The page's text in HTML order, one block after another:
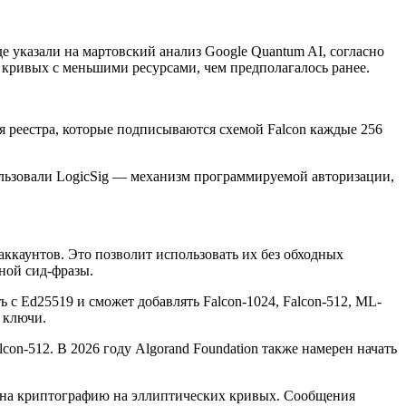
на мартовский анализ Google Quantum AI, согласно
с меньшими ресурсами, чем предполагалось ранее.
реестра, которые подписываются схемой Falcon каждые 256
LogicSig — механизм программируемой авторизации,
Это позволит использовать их без обходных
сид-фразы.
Ed25519 и сможет добавлять Falcon-1024, Falcon-512, ML-
ключи.
512. В 2026 году Algorand Foundation также намерен начать
на криптографию на эллиптических кривых. Сообщения